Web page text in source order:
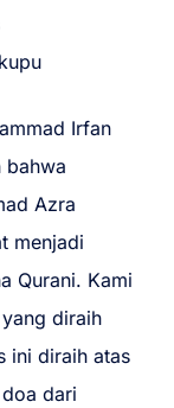
Irfan
bahwa
Azra
menjadi
Qurani. Kami
diraih
ini diraih atas
dari